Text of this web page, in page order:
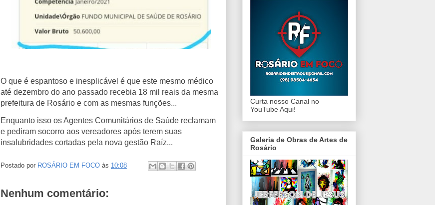
O que é espantoso e inesplicável é que este mesmo médico
até dezembro do ano passado recebia 18 mil reais da mesma
prefeitura de Rosário e com as mesmas funções...
Enquanto isso os Agentes Comunitários de Saúde reclamam
e pediram socorro aos vereadores após terem suas
insalubridades cortadas pela nova gestão Raíz...
Postado por ROSÁRIO EM FOCO às 10:08
Nenhum comentário:
Curta nosso Canal no
YouTube Aqui!
Galeria de Obras de Artes de
Rosário